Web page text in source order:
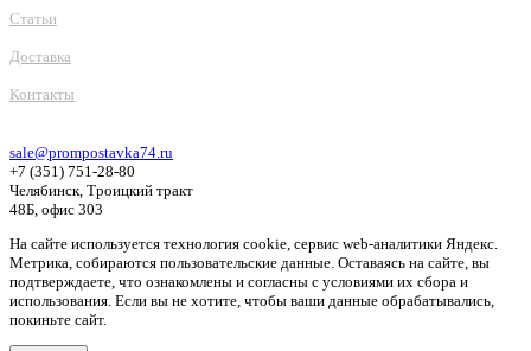
Статьи
Доставка
Контакты
sale@prompostavka74.ru
+7 (351) 751-28-80
Челябинск, Троицкий тракт
48Б, офис 303
На сайте используется технология cookie, сервис web-аналитики Яндекс.
Метрика, собираются пользовательские данные. Оставаясь на сайте, вы
подтверждаете, что ознакомлены и согласны с условиями их сбора и
использования. Если вы не хотите, чтобы ваши данные обрабатывались,
покиньте сайт.